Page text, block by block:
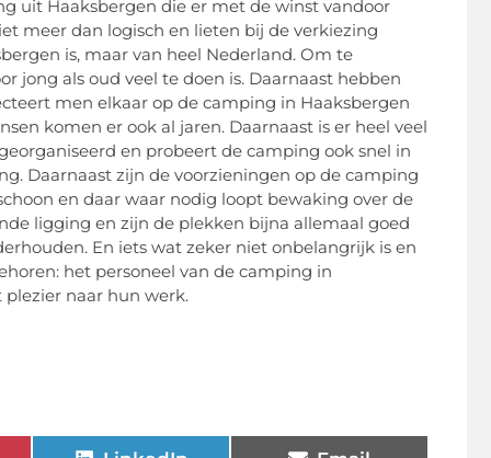
uit Haaksbergen die er met de winst vandoor
meer dan logisch en lieten bij de verkiezing
is, maar van heel Nederland. Om te
jong als oud veel te doen is. Daarnaast hebben
men elkaar op de camping in Haaksbergen
komen er ook al jaren. Daarnaast is er heel veel
en probeert de camping ook snel in
Daarnaast zijn de voorzieningen op de camping
en daar waar nodig loopt bewaking over de
ligging en zijn de plekken bijna allemaal goed
En iets wat zeker niet onbelangrijk is en
het personeel van de camping in
naar hun werk.